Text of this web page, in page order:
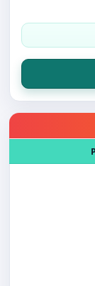
Otwórz produkt: